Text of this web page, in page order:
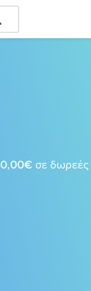
0,00€ σε δωρεές